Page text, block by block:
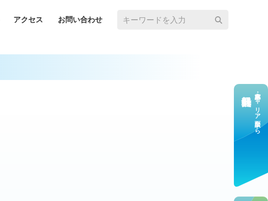
アクセス お問い合わせ
求⼈応募・キャリア⾯談なら